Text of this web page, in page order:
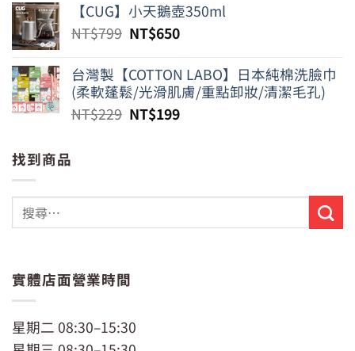
【CUG】小天鵝壺350ml
NT$799 原
價
格：
NT$799。
NT$650目
價
格：
NT$650。
台灣製【COTTON LABO】日本純棉洗臉巾
(柔軟蓬鬆/光滑肌膚/重點卸妝/清潔毛孔)
NT$229 原
NT$199目
找到商品
實體店面營業時間
星期二 08:30–15:30